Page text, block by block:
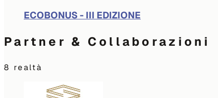
ECOBONUS - III EDIZIONE
Partner & Collaborazioni
8 realtà